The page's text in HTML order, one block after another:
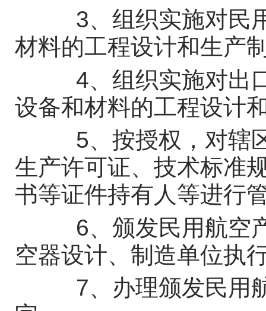
3、组织实施对民用
材料的工程设计和生产
4、组织实施对出口
设备和材料的工程设计
5、按授权，对辖区
生产许可证、技术标准
书等证件持有人等进行
6、颁发民用航空产
空器设计、制造单位执
7、办理颁发民用航